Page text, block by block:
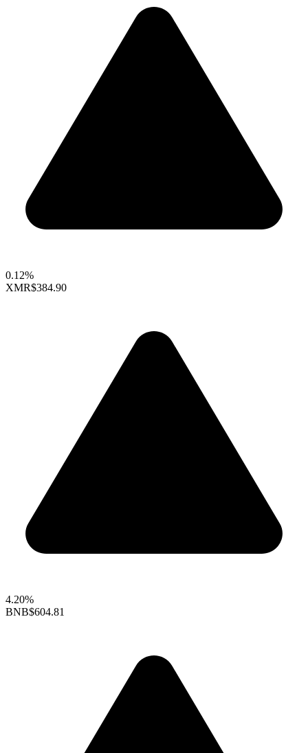
0.12%
XMR$384.90
4.20%
BNB$604.81